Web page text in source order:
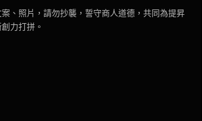
、照片，請勿抄襲，誓守商人道德，共同為提昇
力打拼。